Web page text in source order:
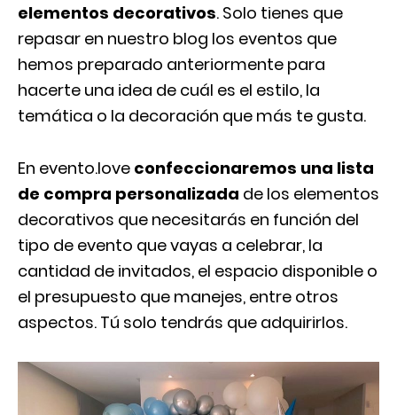
elementos decorativos. Solo tienes que
repasar en nuestro blog los eventos que
hemos preparado anteriormente para
hacerte una idea de cuál es el estilo, la
temática o la decoración que más te gusta.
En evento.love confeccionaremos una lista
de compra personalizada de los elementos
decorativos que necesitarás en función del
tipo de evento que vayas a celebrar, la
cantidad de invitados, el espacio disponible o
el presupuesto que manejes, entre otros
aspectos. Tú solo tendrás que adquirirlos.